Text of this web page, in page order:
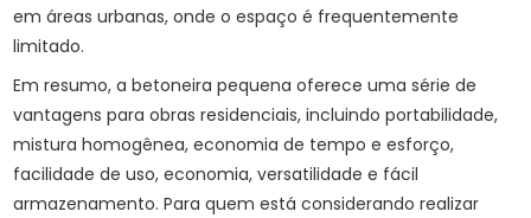
em áreas urbanas, onde o espaço é frequentemente
limitado.
Em resumo, a betoneira pequena oferece uma série de
vantagens para obras residenciais, incluindo portabilidade,
mistura homogênea, economia de tempo e esforço,
facilidade de uso, economia, versatilidade e fácil
armazenamento. Para quem está considerando realizar